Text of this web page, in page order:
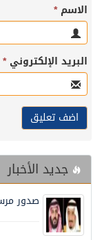
الاسم*
البريد الإلكتروني*
جديد الأخبار
صدور